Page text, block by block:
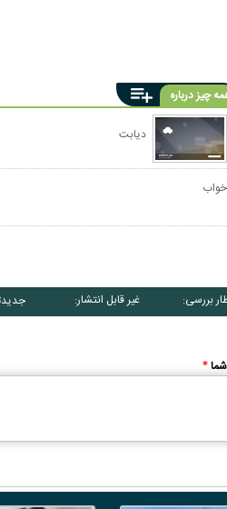
چیز درباره
دیابت
خواب
بررسی: ۰ غیر قابل انتشار: ۰
*